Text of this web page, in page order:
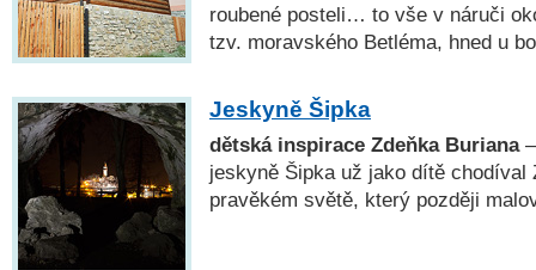
roubené posteli… to vše v náruči
tzv. moravského Betléma, hned u
Jeskyně Šipka
dětská inspirace Zdeňka Buriana—
jeskyně Šipka už jako dítě chodíval
pravěkém světě, který později